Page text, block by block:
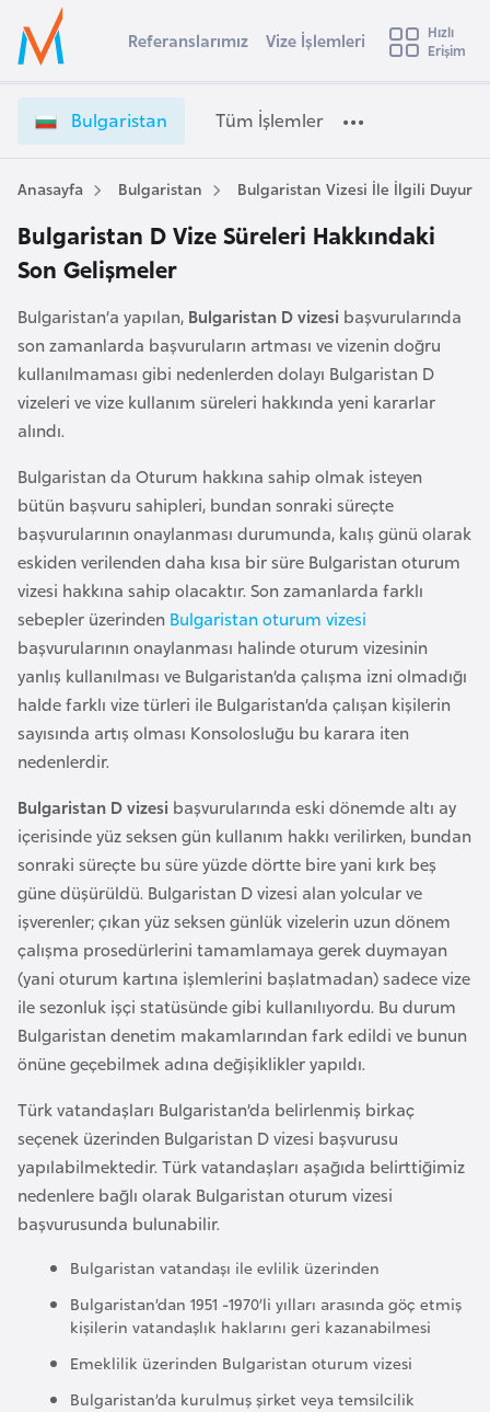
Ülke Seçimi
Başvuru yapmak istediğiniz ülkeyi seçin
Üye
Girişi
e
Referanslarımız Vize İşlemleri
Hızlı
Erişim
Bulgaristan Tüm İşlemler
Anasayfa Bulgaristan Bulgaristan Vizesi İle İlgili
Bulgaristan D Vize Süreleri Hakkındaki
Son Gelişmeler
Bulgaristan’a yapılan, Bulgaristan D vizesi başvurularında
son zamanlarda başvuruların artması ve vizenin doğru
kullanılmaması gibi nedenlerden dolayı Bulgaristan D
vizeleri ve vize kullanım süreleri hakkında yeni kararlar
alındı.
Bulgaristan da Oturum hakkına sahip olmak isteyen
bütün başvuru sahipleri, bundan sonraki süreçte
başvurularının onaylanması durumunda, kalış günü olarak
eskiden verilenden daha kısa bir süre Bulgaristan oturum
vizesi hakkına sahip olacaktır. Son zamanlarda farklı
sebepler üzerinden Bulgaristan oturum vizesi
başvurularının onaylanması halinde oturum vizesinin
yanlış kullanılması ve Bulgaristan’da çalışma izni olmadığı
halde farklı vize türleri ile Bulgaristan’da çalışan kişilerin
sayısında artış olması Konsolosluğu bu karara iten
nedenlerdir.
Bulgaristan D vizesi başvurularında eski dönemde altı ay
içerisinde yüz seksen gün kullanım hakkı verilirken, bundan
sonraki süreçte bu süre yüzde dörtte bire yani kırk beş
güne düşürüldü. Bulgaristan D vizesi alan yolcular ve
işverenler; çıkan yüz seksen günlük vizelerin uzun dönem
çalışma prosedürlerini tamamlamaya gerek duymayan
(yani oturum kartına işlemlerini başlatmadan) sadece vize
ile sezonluk işçi statüsünde gibi kullanılıyordu. Bu durum
Bulgaristan denetim makamlarından fark edildi ve bunun
önüne geçebilmek adına değişiklikler yapıldı.
Türk vatandaşları Bulgaristan’da belirlenmiş birkaç
seçenek üzerinden Bulgaristan D vizesi başvurusu
yapılabilmektedir. Türk vatandaşları aşağıda belirttiğimiz
nedenlere bağlı olarak Bulgaristan oturum vizesi
başvurusunda bulunabilir.
Bulgaristan vatandaşı ile evlilik üzerinden
Bulgaristan’dan 1951 -1970’li yılları arasında göç etmiş
kişilerin vatandaşlık haklarını geri kazanabilmesi
Emeklilik üzerinden Bulgaristan oturum vizesi
Bulgaristan’da kurulmuş şirket veya temsilcilik
s
t
r
a
A
u
s
t
u
r
y
a
A
z
e
r
b
a
y
c
n
B
a
h
r
e
y
n
B
a
n
g
l